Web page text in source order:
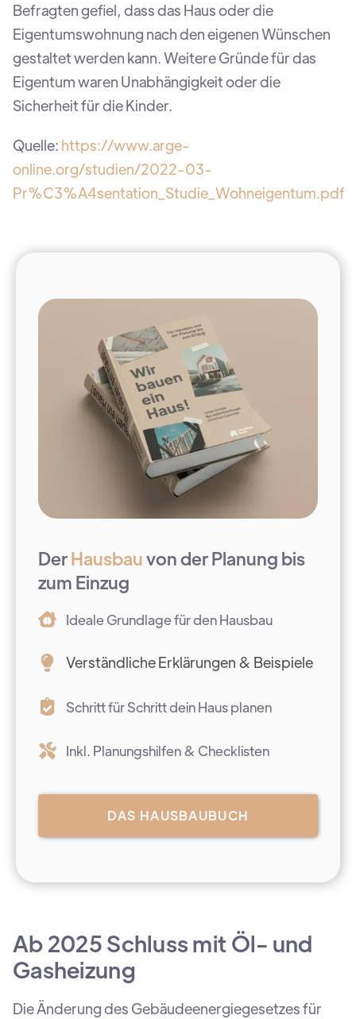
Befragten gefiel, dass das Haus oder die
Eigentumswohnung nach den eigenen Wünschen
gestaltet werden kann. Weitere Gründe für das
Eigentum waren Unabhängigkeit oder die
Sicherheit für die Kinder.
Quelle: https://www.arge-
online.org/studien/2022-03-
Pr%C3%A4sentation_Studie_Wohneigentum.pdf
DerHausbauvon der Planung bis
zum Einzug
Ideale Grundlage für den Hausbau
Verständliche Erklärungen & Beispiele
Schritt für Schritt dein Haus planen
Inkl. Planungshilfen & Checklisten
DAS HAUSBAUBUCH
Ab 2025 Schluss mit Öl- und
Gasheizung
Die Änderung des Gebäudeenergiegesetzes für